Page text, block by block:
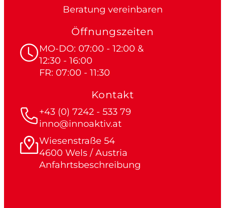
Beratung vereinbaren
Öffnungszeiten
MO-DO: 07:00 - 12:00 &
12:30 - 16:00
FR: 07:00 - 11:30
Kontakt
+43 (0) 7242 - 533 79
inno@innoaktiv.at
Wiesenstraße 54
4600 Wels / Austria
Anfahrtsbeschreibung